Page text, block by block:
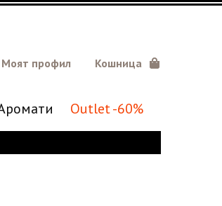
Моят профил Кошница
Outlet -60%